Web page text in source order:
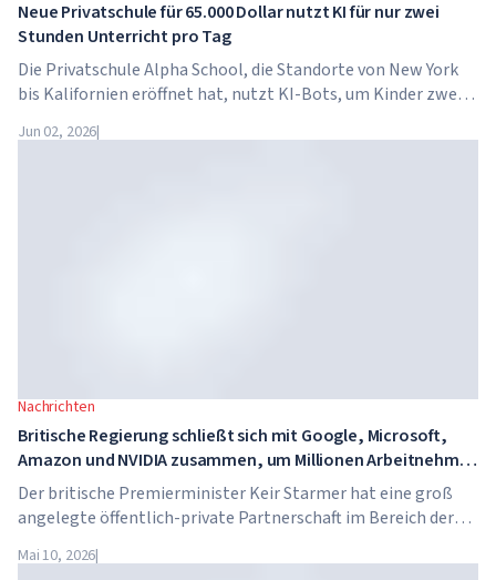
Neue Privatschule für 65.000 Dollar nutzt KI für nur zwei
Stunden Unterricht pro Tag
Die Privatschule Alpha School, die Standorte von New York
bis Kalifornien eröffnet hat, nutzt KI-Bots, um Kinder zwei
Die Schule hat keine traditionellen Lehrer, keine
Jun 02, 2026|
Nachrichten
Britische Regierung schließt sich mit Google, Microsoft,
Amazon und NVIDIA zusammen, um Millionen Arbeitnehmer
in KI-Kompetenzen zu schulen
Der britische Premierminister Keir Starmer hat eine groß
angelegte öffentlich-private Partnerschaft im Bereich der
Amazon und NVIDIA starten gemeinsam mit der Regierung
Mai 10, 2026|